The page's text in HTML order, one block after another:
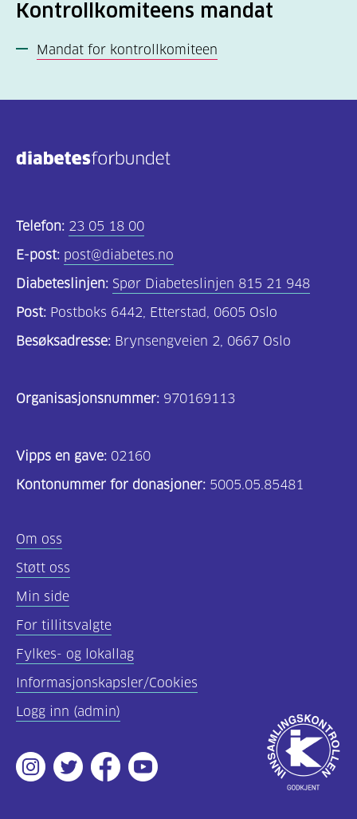
Kontrollkomiteens mandat
Mandat for kontrollkomiteen
Telefon: 23 05 18 00
E-post: post@diabetes.no
Diabeteslinjen: Spør Diabeteslinjen 815 21 948
Post: Postboks 6442, Etterstad, 0605 Oslo
Besøksadresse: Brynsengveien 2, 0667 Oslo
Organisasjonsnummer: 970169113
Vipps en gave: 02160
Kontonummer for donasjoner: 5005.05.85481
Om oss
Støtt oss
Min side
For tillitsvalgte
Fylkes- og lokallag
Informasjonskapsler/Cookies
Logg inn (admin)
Instagram
TwitterFacebookYoutube
Godkjent
av